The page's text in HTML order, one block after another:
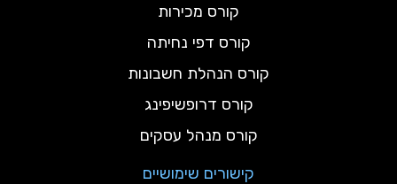
קורס מכירות
קורס דפי נחיתה
קורס הנהלת חשבונות
קורס דרופשיפינג
קורס מנהל עסקים
קישורים שימושיים